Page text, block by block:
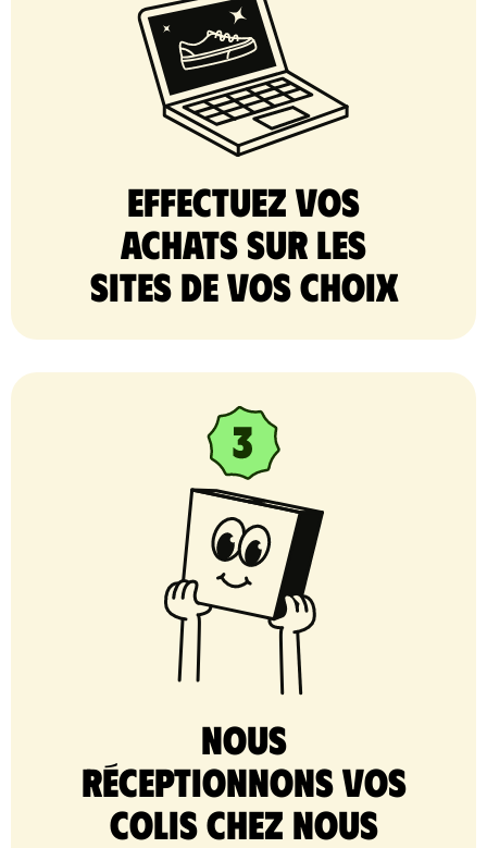
Effectuez vos
achats sur les
sites de vos choix
nous
réceptionnons vos
colis chez nous